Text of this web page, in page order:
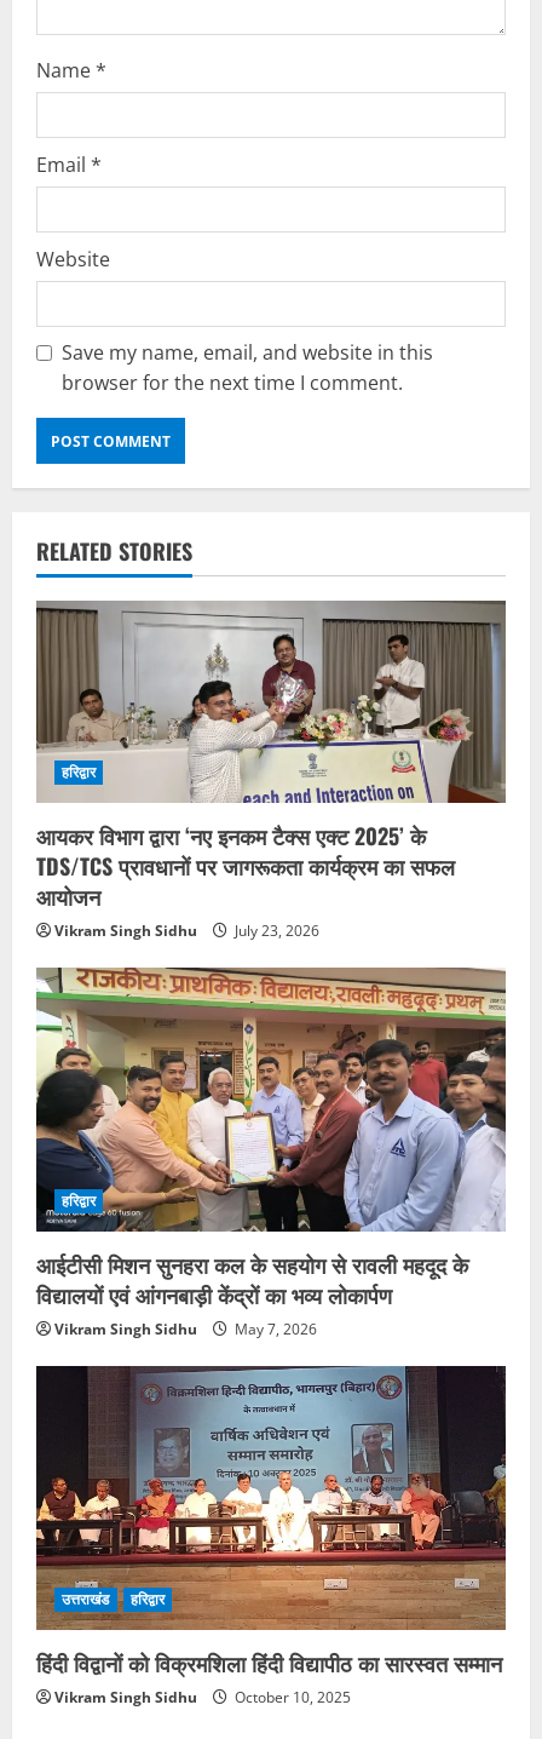
Name*
Email *
Website
Save my name, email, and website in this
browser for the next time I comment.
RELATED STORIES
हरिद्वार
आयकर विभाग द्वारा ‘नए इनकम टैक्स एक्ट 2025’ के
TDS/TCS प्रावधानों पर जागरूकता कार्यक्रम का सफल
आयोजन
Vikram Singh Sidhu July 23, 2026
हरिद्वार
आईटीसी मिशन सुनहरा कल के सहयोग से रावली महदूद के
विद्यालयों एवं आंगनबाड़ी केंद्रों का भव्य लोकार्पण
Vikram Singh Sidhu May 7, 2026
उत्तराखंड हरिद्वार
हिंदी विद्वानों को विक्रमशिला हिंदी विद्यापीठ का सारस्वत सम्मान
Vikram Singh Sidhu October 10, 2025